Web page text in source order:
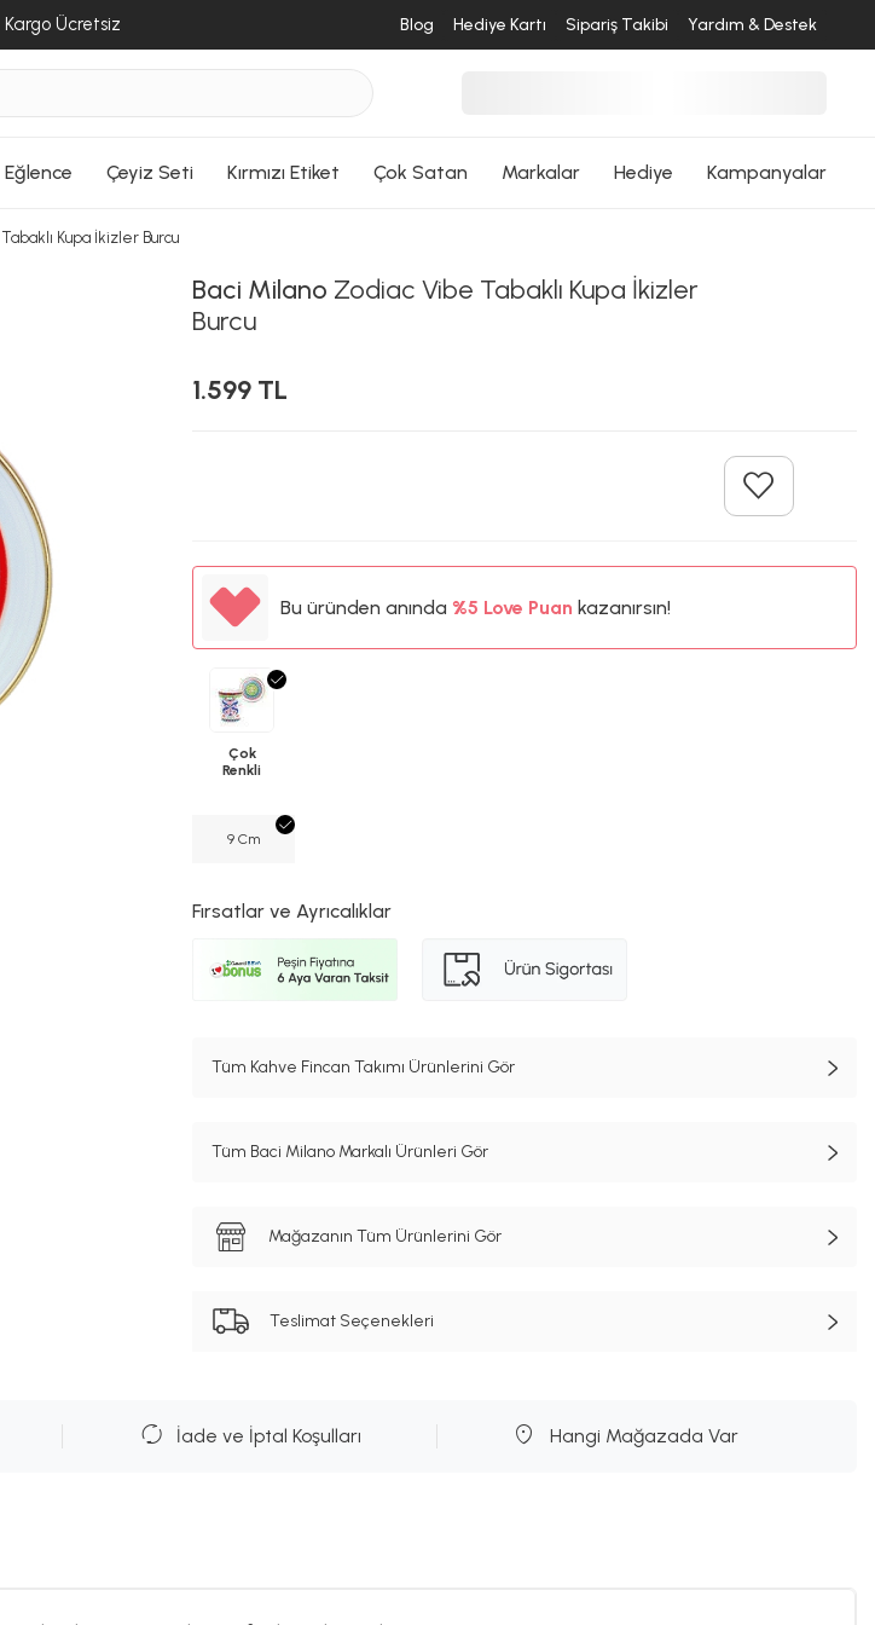
Ücretsiz Blog Hediye Kartı Sipariş Takibi Yardım & Destek
Çeyiz Seti Kırmızı Etiket Çok Satan Markalar Hediye Kampanyalar
Kupa İkizler Burcu
Baci Milano Zodiac Vibe Tabaklı Kupa İkizler
Burcu
1.599 TL
Bu üründen anında 80TLLove Puankazanırsın!
Çok
Renkli
9 Cm
Fırsatlar ve Ayrıcalıklar
Tüm Kahve Fincan Takımı Ürünlerini Gör
Tüm Baci Milano Markalı Ürünleri Gör
Mağazanın Tüm Ürünlerini Gör
Teslimat Seçenekleri
İade ve İptal Koşulları Hangi Mağazada Var